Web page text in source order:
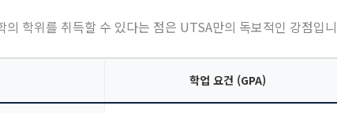
의 학위를 취득할 수 있다는 점은 UTSA만의 독보적인 강점입
학업 요건 (GPA)